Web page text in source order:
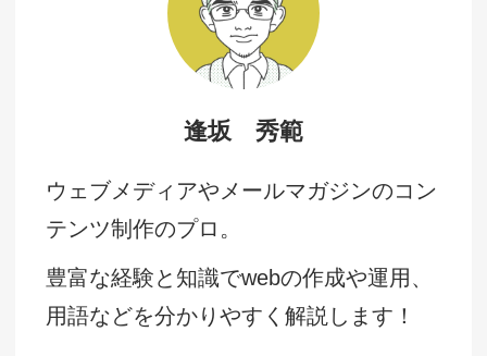
逢坂 秀範
ウェブメディアやメールマガジンのコン
テンツ制作のプロ。
豊富な経験と知識でwebの作成や運用、
用語などを分かりやすく解説します！